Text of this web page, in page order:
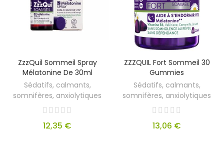
ZzzQuil Sommeil Spray
Mélatonine De 30ml
Sédatifs, calmants,
somnifères, anxiolytiques
12,35 €
ZZZQUIL Fort Sommeil 30
Gummies
Sédatifs, calmants,
somnifères, anxiolytiques
13,06 €